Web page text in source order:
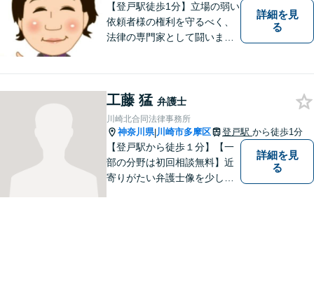
【登戸駅徒歩1分】立場の弱い
依頼者様の権利を守るべく、
法律の専門家として闘いま
件・刑事事件・労働事件な
ど、幅広く対応いたします。
詳細を見
る
工藤 猛 弁護士
川崎北合同法律事務所
神奈川県|川崎市多摩区 登戸駅 から徒歩1分
【登戸駅から徒歩１分】【一
部の分野は初回相談無料】近
寄りがたい弁護士像を少しで
詳細を見
る